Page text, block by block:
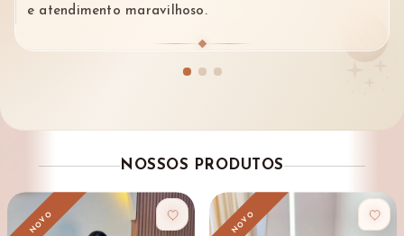
e atendimento maravilhoso.
NOSSOS PRODUTOS
NOVO NOVO